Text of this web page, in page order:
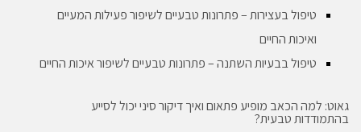
טיפול בעצירות – פתרונות טבעיים לשיפור פעילות המעיים
ואיכות החיים
טיפול בבעיות השתנה – פתרונות טבעיים לשיפור איכות החיים
גאוט: למה הכאב מופיע פתאום ואיך דיקור סיני יכול לסייע
בהתמודדות טבעית?